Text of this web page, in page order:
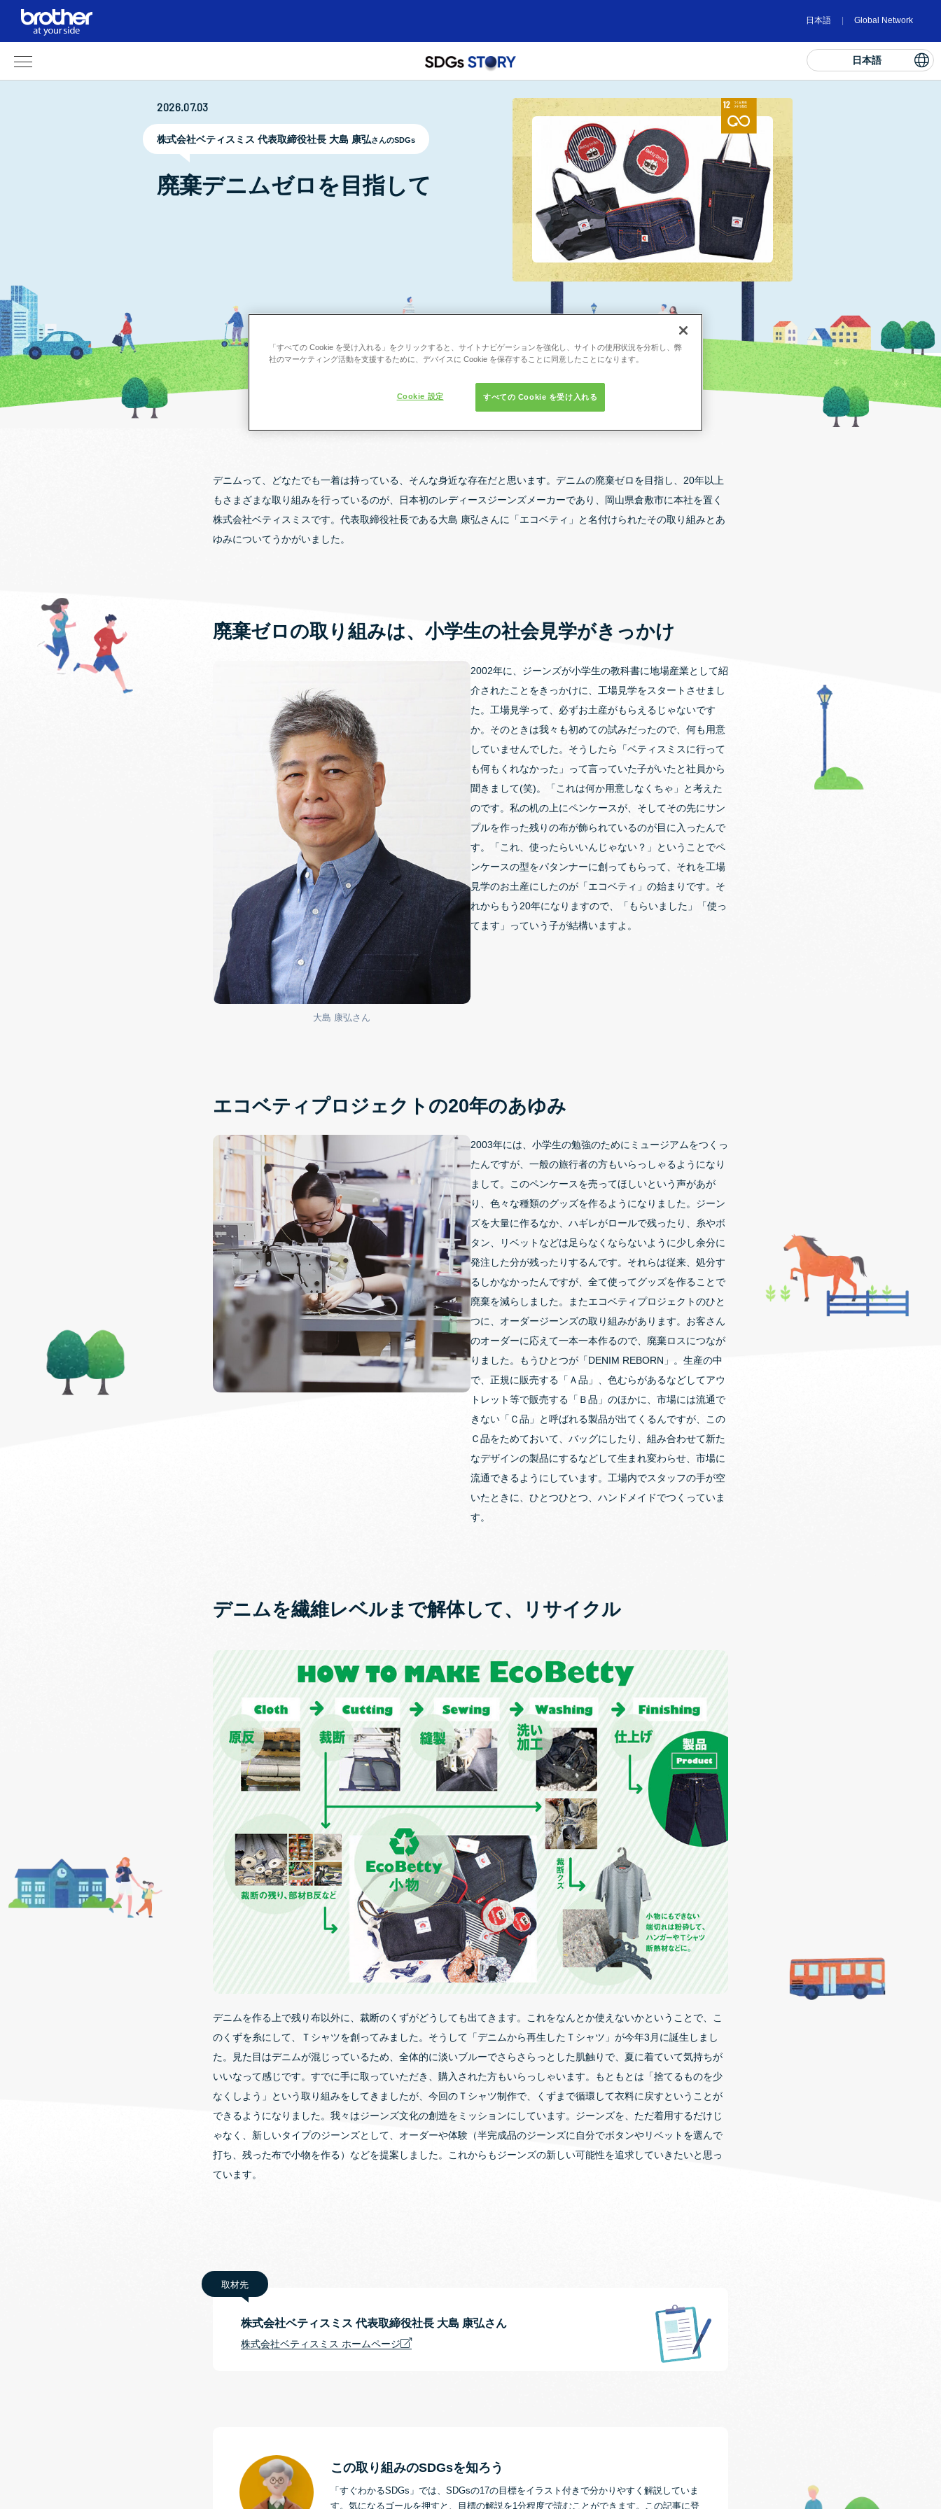
日本語 Global Network
日本語
2026.07.03
株式会社ベティスミス 代表取締役社長 大島 康弘さんのSDGs
廃棄デニムゼロを目指して
デニムって、どなたでも一着は持っている、そんな身近な存在だと思います。デニムの廃棄ゼロを目指し、20年以上
もさまざまな取り組みを行っているのが、日本初のレディースジーンズメーカーであり、岡山県倉敷市に本社を置く
株式会社ベティスミスです。代表取締役社長である大島 康弘さんに「エコベティ」と名付けられたその取り組みとあ
ゆみについてうかがいました。
廃棄ゼロの取り組みは、小学生の社会見学がきっかけ
大島 康弘さん
2002年に、ジーンズが小学生の教科書に地場産業として紹
介されたことをきっかけに、工場見学をスタートさせまし
た。工場見学って、必ずお土産がもらえるじゃないです
か。そのときは我々も初めての試みだったので、何も用意
していませんでした。そうしたら「ベティスミスに行って
も何もくれなかった」って言っていた子がいたと社員から
聞きまして(笑)。「これは何か用意しなくちゃ」と考えた
のです。私の机の上にペンケースが、そしてその先にサン
プルを作った残りの布が飾られているのが目に入ったんで
す。「これ、使ったらいいんじゃない？」ということでペ
ンケースの型をパタンナーに創ってもらって、それを工場
見学のお土産にしたのが「エコベティ」の始まりです。そ
れからもう20年になりますので、「もらいました」「使っ
てます」っていう子が結構いますよ。
エコベティプロジェクトの20年のあゆみ
2003年には、小学生の勉強のためにミュージアムをつくっ
たんですが、一般の旅行者の方もいらっしゃるようになり
まして。このペンケースを売ってほしいという声があが
り、色々な種類のグッズを作るようになりました。ジーン
ズを大量に作るなか、ハギレがロールで残ったり、糸やボ
タン、リベットなどは足らなくならないように少し余分に
発注した分が残ったりするんです。それらは従来、処分す
るしかなかったんですが、全て使ってグッズを作ることで
廃棄を減らしました。またエコベティプロジェクトのひと
つに、オーダージーンズの取り組みがあります。お客さん
のオーダーに応えて一本一本作るので、廃棄ロスにつなが
りました。もうひとつが「DENIM REBORN」。生産の中
で、正規に販売する「Ａ品」、色むらがあるなどしてアウ
トレット等で販売する「Ｂ品」のほかに、市場には流通で
きない「Ｃ品」と呼ばれる製品が出てくるんですが、この
Ｃ品をためておいて、バッグにしたり、組み合わせて新た
なデザインの製品にするなどして生まれ変わらせ、市場に
流通できるようにしています。工場内でスタッフの手が空
いたときに、ひとつひとつ、ハンドメイドでつくっていま
す。
デニムを繊維レベルまで解体して、リサイクル
デニムを作る上で残り布以外に、裁断のくずがどうしても出てきます。これをなんとか使えないかということで、こ
のくずを糸にして、Ｔシャツを創ってみました。そうして「デニムから再生したＴシャツ」が今年3月に誕生しまし
た。見た目はデニムが混じっているため、全体的に淡いブルーでさらさらっとした肌触りで、夏に着ていて気持ちが
いいなって感じです。すでに手に取っていただき、購入された方もいらっしゃいます。もともとは「捨てるものを少
なくしよう」という取り組みをしてきましたが、今回のＴシャツ制作で、くずまで循環して衣料に戻すということが
できるようになりました。我々はジーンズ文化の創造をミッションにしています。ジーンズを、ただ着用するだけじ
ゃなく、新しいタイプのジーンズとして、オーダーや体験（半完成品のジーンズに自分でボタンやリベットを選んで
打ち、残った布で小物を作る）などを提案しました。これからもジーンズの新しい可能性を追求していきたいと思っ
ています。
取材先
株式会社ベティスミス 代表取締役社長 大島 康弘さん
株式会社ベティスミス ホームページ
この取り組みのSDGsを知ろう
「すぐわかるSDGs」では、SDGsの17の目標をイラスト付きで分かりやすく解説していま
す。気になるゴールを押すと、目標の解説を1分程度で読むことができます。この記事に登
「すべての Cookie を受け入れる」をクリックすると、サイトナビゲーションを強化し、サイトの使用状況を分析し、弊
社のマーケティング活動を支援するために、デバイスに Cookie を保存することに同意したことになります。
すべての Cookie を受け入れる
Cookie 設定